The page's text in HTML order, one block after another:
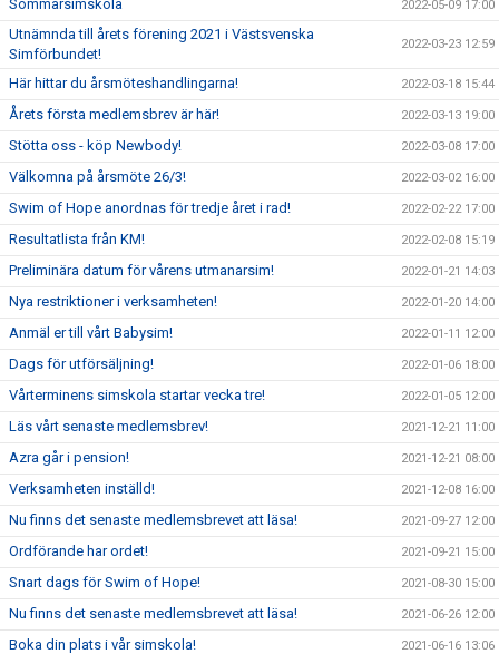
Sommarsimskola 2022-05-09 17:00
Utnämnda till årets förening 2021 i Västsvenska
Simförbundet!
2022-03-23 12:59
Här hittar du årsmöteshandlingarna! 2022-03-18 15:44
Årets första medlemsbrev är här! 2022-03-13 19:00
Stötta oss - köp Newbody! 2022-03-08 17:00
Välkomna på årsmöte 26/3! 2022-03-02 16:00
Swim of Hope anordnas för tredje året i rad! 2022-02-22 17:00
Resultatlista från KM! 2022-02-08 15:19
Preliminära datum för vårens utmanarsim! 2022-01-21 14:03
Nya restriktioner i verksamheten! 2022-01-20 14:00
Anmäl er till vårt Babysim! 2022-01-11 12:00
Dags för utförsäljning! 2022-01-06 18:00
Vårterminens simskola startar vecka tre! 2022-01-05 12:00
Läs vårt senaste medlemsbrev! 2021-12-21 11:00
Azra går i pension! 2021-12-21 08:00
Verksamheten inställd! 2021-12-08 16:00
Nu finns det senaste medlemsbrevet att läsa! 2021-09-27 12:00
Ordförande har ordet! 2021-09-21 15:00
Snart dags för Swim of Hope! 2021-08-30 15:00
Nu finns det senaste medlemsbrevet att läsa! 2021-06-26 12:00
Boka din plats i vår simskola! 2021-06-16 13:06